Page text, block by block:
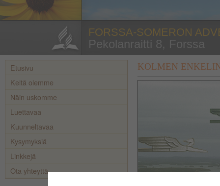
FORSSA-SOMERON
Pekolanraitti 8, Forssa
Etusivu
Keitä olemme
Näin uskomme
Luettavaa
Kuunneltavaa
Kysymyksiä
Linkkejä
Ota yhteyttä
KOLMEN